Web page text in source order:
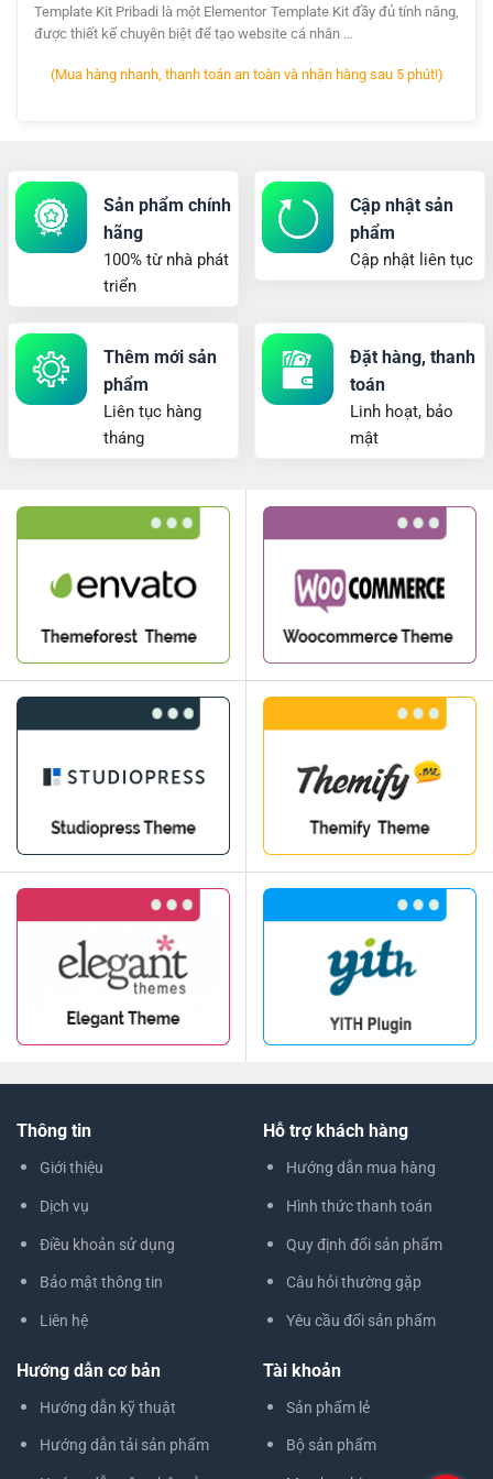
Template Kit Pribadi là một Elementor Template Kit đầy đủ tính năng,
được thiết kế chuyên biệt để tạo website cá nhân …
(Mua hàng nhanh, thanh toán an toàn và nhận hàng sau 5 phút!)
Sản phẩm chính
hãng
100% từ nhà phát
triển
Cập nhật sản
phẩm
Cập nhật liên tục
Thêm mới sản
phẩm
Liên tục hàng
tháng
Đặt hàng, thanh
toán
Linh hoạt, bảo
mật
Thông tin
Giới thiệu
Dịch vụ
Điều khoản sử dụng
Bảo mật thông tin
Liên hệ
Hỗ trợ khách hàng
Hướng dẫn mua hàng
Hình thức thanh toán
Quy định đổi sản phẩm
Câu hỏi thường gặp
Yêu cầu đổi sản phẩm
Hướng dẫn cơ bản
Hướng dẫn kỹ thuật
Hướng dẫn tải sản phẩm
Tài khoản
Sản phẩm lẻ
Bộ sản phẩm